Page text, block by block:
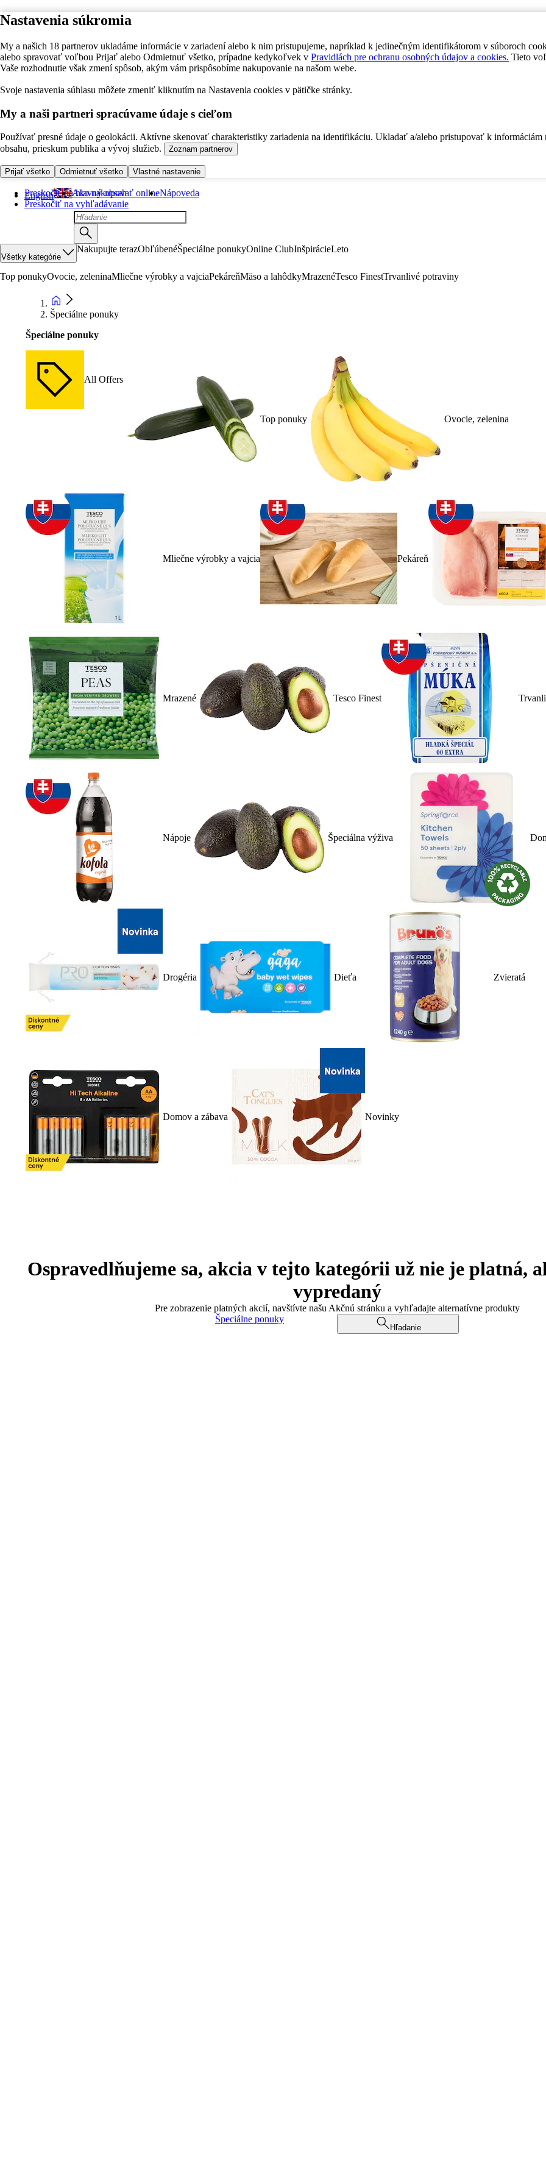
Nastavenia súkromia
My a našich 18 partnerov ukladáme informácie v zariadení alebo k nim pristupujeme, napríklad k jedinečným identifikátorom v súboroch
alebo spravovať voľbou Prijať alebo Odmietnuť všetko, prípadne kedykoľvek v Pravidlách pre ochranu osobných údajov a cookies. Tieto
Vaše rozhodnutie však zmení spôsob, akým vám prispôsobíme nakupovanie na našom webe.
Svoje nastavenia súhlasu môžete zmeniť kliknutím na Nastavenia cookies v pätičke stránky.
My a naši partneri spracúvame údaje s cieľom
Používať presné údaje o geolokácii. Aktívne skenovať charakteristiky zariadenia na identifikáciu. Ukladať a/alebo pristupovať k informáciám
obsahu, prieskum publika a vývoj služieb.
Zoznam partnerov
Prijať všetko Odmietnuť všetko Vlastné nastavenie
Preskočiť na hlavný obsah
Preskočiť na vyhľadávanie
English Ako nakupovať onlineNápoveda
Všetky kategórie
Nakupujte terazObľúbenéŠpeciálne ponukyOnline ClubInšpirácieLeto
Top ponukyOvocie, zeleninaMliečne výrobky a vajciaPekáreňMäso a lahôdkyMrazenéTesco FinestTrvanlivé potraviny
Špeciálne ponuky
Špeciálne ponuky
All Offers
Top ponuky Ovocie, zelenina
Mliečne výrobky a vajcia Pekáreň
Mrazené Tesco Finest
Nápoje Špeciálna výživa
Drogéria Dieťa Zvieratá
Domov a zábava Novinky
Ospravedlňujeme sa, akcia v tejto kategórii už nie je platná,
vypredaný
Pre zobrazenie platných akcií, navštívte našu Akčnú stránku a vyhľadajte alternatívne produkty
Špeciálne ponuky
Hľadanie